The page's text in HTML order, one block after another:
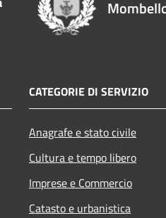
CATEGORIE DI SERVIZIO
Anagrafe e stato civile
Cultura e tempo libero
Imprese e Commercio
Catasto e urbanistica